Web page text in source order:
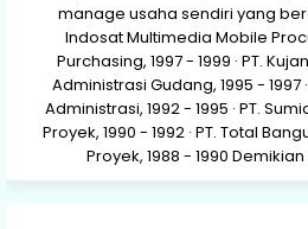
manage usaha sendiri yang
Indosat Multimedia Mobile
Purchasing, 1997 - 1999 · PT.
Administrasi Gudang, 1995 - 1997
Administrasi, 1992 - 1995 · PT.
Proyek, 1990 - 1992 · PT. Total
Proyek, 1988 - 1990